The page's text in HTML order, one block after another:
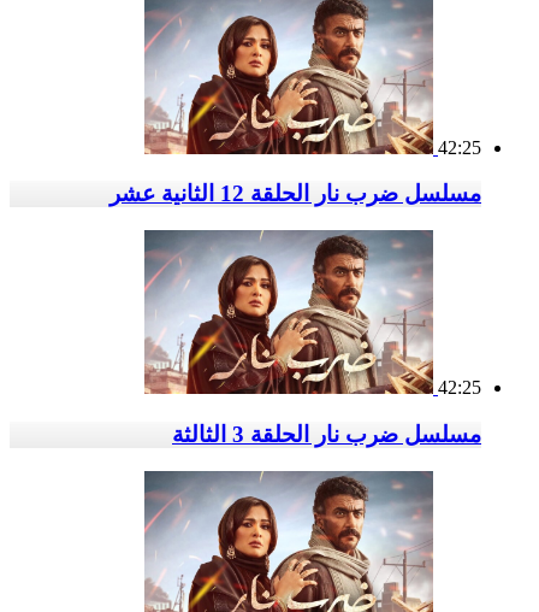
42:25
مسلسل ضرب نار الحلقة 12 الثانية عشر
42:25
مسلسل ضرب نار الحلقة 3 الثالثة